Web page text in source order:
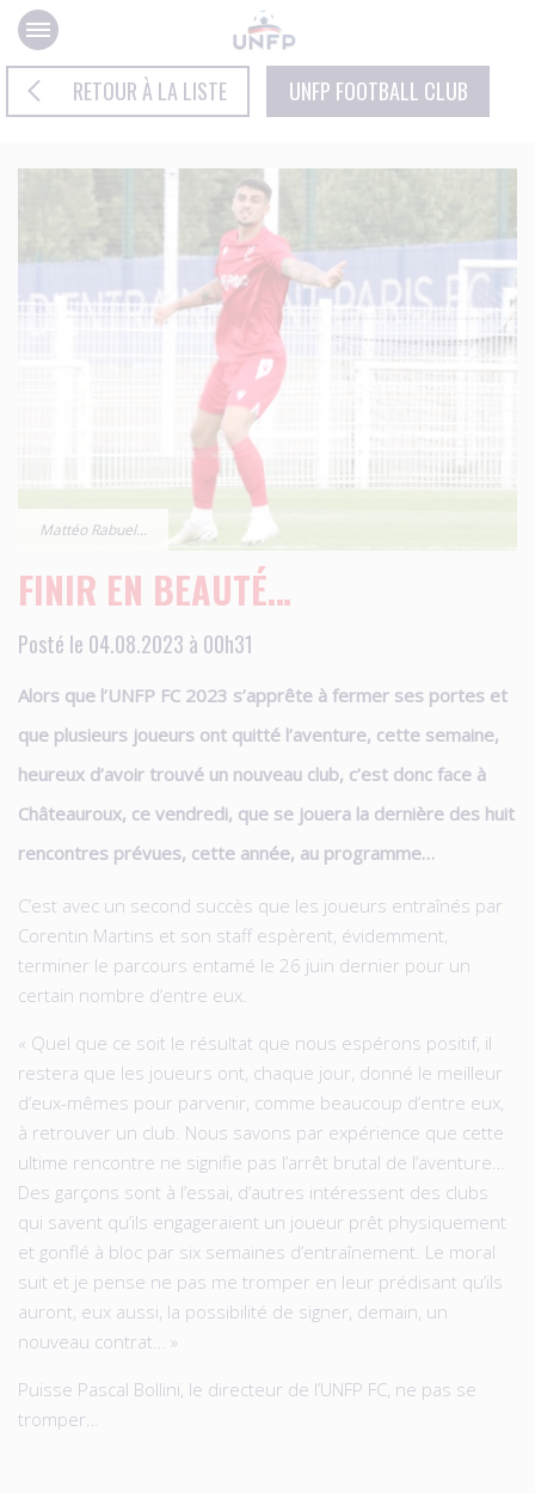
Panneau de gestion des cookies
RETOUR À LA LISTE UNFP FOOTBALL CLUB
Mattéo Rabuel...
FINIR EN BEAUTÉ…
Posté le 04.08.2023 à 00h31
Alors que l’UNFP FC 2023 s’apprête à fermer ses portes et
que plusieurs joueurs ont quitté l’aventure, cette semaine,
heureux d’avoir trouvé un nouveau club, c’est donc face à
Châteauroux, ce vendredi, que se jouera la dernière des huit
rencontres prévues, cette année, au programme…
C’est avec un second succès que les joueurs entraînés par
Corentin Martins et son staff espèrent, évidemment,
terminer le parcours entamé le 26 juin dernier pour un
certain nombre d’entre eux.
« Quel que ce soit le résultat que nous espérons positif, il
restera que les joueurs ont, chaque jour, donné le meilleur
d’eux-mêmes pour parvenir, comme beaucoup d’entre eux,
à retrouver un club. Nous savons par expérience que cette
ultime rencontre ne signifie pas l’arrêt brutal de l’aventure…
Des garçons sont à l’essai, d’autres intéressent des clubs
qui savent qu’ils engageraient un joueur prêt physiquement
et gonflé à bloc par six semaines d’entraînement. Le moral
suit et je pense ne pas me tromper en leur prédisant qu’ils
auront, eux aussi, la possibilité de signer, demain, un
nouveau contrat… »
Puisse Pascal Bollini, le directeur de l’UNFP FC, ne pas se
tromper…